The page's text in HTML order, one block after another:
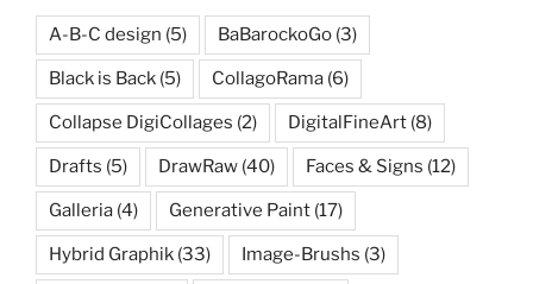
A-B-C design (5) BaBarockoGo (3)
Black is Back (5) CollagoRama (6)
Collapse DigiCollages (2) DigitalFineArt (8)
Drafts (5) DrawRaw (40) Faces & Signs (12)
Galleria (4) Generative Paint (17)
Hybrid Graphik (33) Image-Brushs (3)